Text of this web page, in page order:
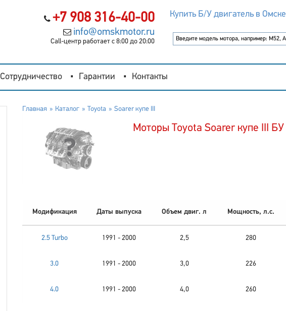
+7 908 316-40-00
info@omskmotor.ru
Call-центр работает с 8:00 до 20:00
Купить Б/У двигатель в Омске
Сотрудничество Гарантии Контакты
Главная Каталог Toyota Soarer купе III
Моторы Toyota Soarer купе III БУ
Модификация Даты выпуска Объем двиг. л Мощность, л.с.
2.5 Turbo 1991 - 2000 2,5 280
3.0 1991 - 2000 3,0 226
4.0 1991 - 2000 4,0 260